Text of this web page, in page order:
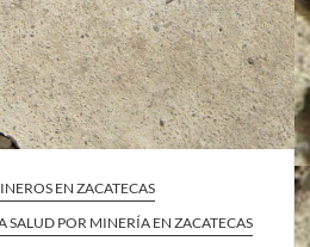
EN ZACATECAS
SALUD POR MINERÍA EN ZACATECAS